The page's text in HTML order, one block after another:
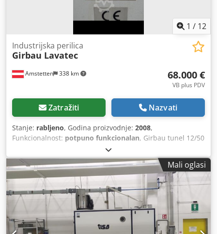
1 / 12
Amstetten 338 km
Industrijska perilica
Girbau Lavatec
68.000 €
VB plus PDV
Zatražiti Nazvati
Stanje: rabljeno, Godina proizvodnje: 2008,
Funkcionalnost: potpuno funkcionalan, Girbau tunel 12/50
kg Preša Lavatec LP 571 Sušilica Lavatec, 3 komada
Dcedpsy Uc Rzjfx Agkjk
Mali oglasi